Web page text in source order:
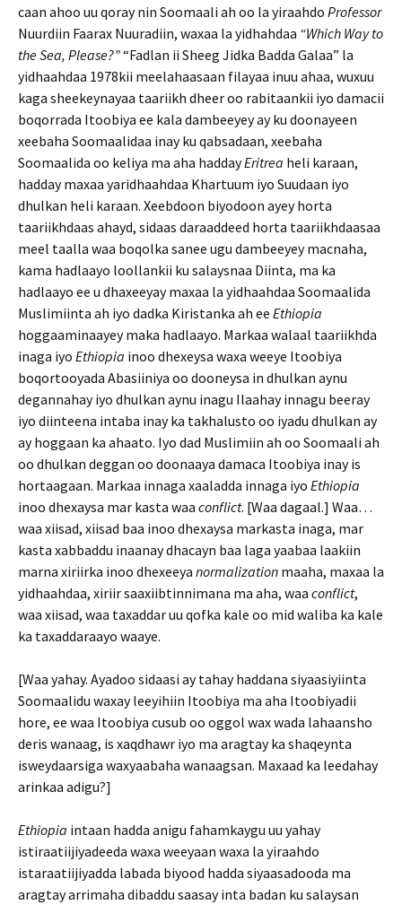
caan ahoo uu qoray nin Soomaali ah oo la yiraahdo Professor
Nuurdiin Faarax Nuuradiin, waxaa la yidhahdaa “Which Way to
the Sea, Please?”“Fadlan ii Sheeg Jidka Badda Galaa” la
yidhaahdaa 1978kii meelahaasaan filayaa inuu ahaa, wuxuu
kaga sheekeynayaa taariikh dheer oo rabitaankii iyo damacii
boqorrada Itoobiya ee kala dambeeyey ay ku doonayeen
xeebaha Soomaalidaa inay ku qabsadaan, xeebaha
Soomaalida oo keliya ma aha haddayEritrea heli karaan,
hadday maxaa yaridhaahdaa Khartuum iyo Suudaan iyo
dhulkan heli karaan. Xeebdoon biyodoon ayey horta
taariikhdaas ahayd, sidaas daraaddeed horta taariikhdaasaa
meel taalla waa boqolka sanee ugu dambeeyey macnaha,
kama hadlaayo loollankii ku salaysnaa Diinta, ma ka
hadlaayo ee u dhaxeeyay maxaa la yidhaahdaa Soomaalida
Muslimiinta ah iyo dadka Kiristanka ah ee Ethiopia
hoggaaminaayey maka hadlaayo. Markaa walaal taariikhda
inaga iyo Ethiopia inoo dhexeysa waxa weeye Itoobiya
boqortooyada Abasiiniya oo dooneysa in dhulkan aynu
degannahay iyo dhulkan aynu inagu Ilaahay innagu beeray
iyo diinteena intaba inay ka takhalusto oo iyadu dhulkan ay
ay hoggaan ka ahaato. Iyo dad Muslimiin ah oo Soomaali ah
oo dhulkan deggan oo doonaaya damaca Itoobiya inay is
hortaagaan. Markaa innaga xaaladda innaga iyo Ethiopia
inoo dhexaysa mar kasta waa conflict. [Waa dagaal.] Waa…
waa xiisad, xiisad baa inoo dhexaysa markasta inaga, mar
kasta xabbaddu inaanay dhacayn baa laga yaabaa laakiin
marna xiriirka inoo dhexeeya normalization maaha, maxaa la
yidhaahdaa, xiriir saaxiibtinnimana ma aha, waa conflict,
waa xiisad, waa taxaddar uu qofka kale oo mid waliba ka kale
ka taxaddaraayo waaye.
[Waa yahay. Ayadoo sidaasi ay tahay haddana siyaasiyiinta
Soomaalidu waxay leeyihiin Itoobiya ma aha Itoobiyadii
hore, ee waa Itoobiya cusub oo oggol wax wada lahaansho
deris wanaag, is xaqdhawr iyo ma aragtay ka shaqeynta
isweydaarsiga waxyaabaha wanaagsan. Maxaad ka leedahay
arinkaa adigu?]
Ethiopia intaan hadda anigu fahamkaygu uu yahay
istiraatiijiyadeeda waxa weeyaan waxa la yiraahdo
istaraatiijiyadda labada biyood hadda siyaasadooda ma
aragtay arrimaha dibaddu saasay inta badan ku salaysan